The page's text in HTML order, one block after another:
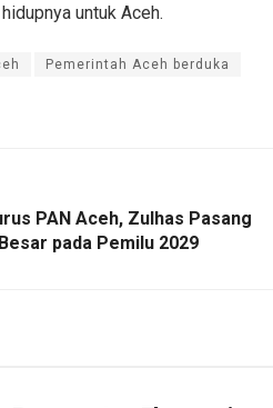
untuk Aceh.
Pemerintah Aceh berduka
PAN Aceh, Zulhas Pasang
pada Pemilu 2029